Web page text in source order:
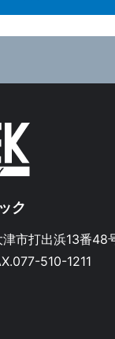
ク
市打出浜13番48
510-1211